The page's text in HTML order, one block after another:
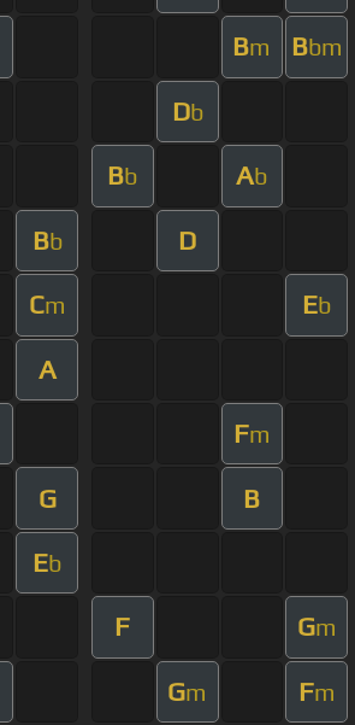
Bm Bbm
Db
Bb Ab
Bb D
Cm Eb
A
Fm
G B
Eb
F Gm
Gm Fm